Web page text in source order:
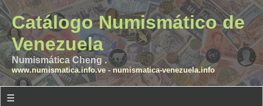
Catálogo Numismático de
Venezuela
Numismática Cheng .
www.numismatica.info.ve- numismatica-venezuela.info
☰